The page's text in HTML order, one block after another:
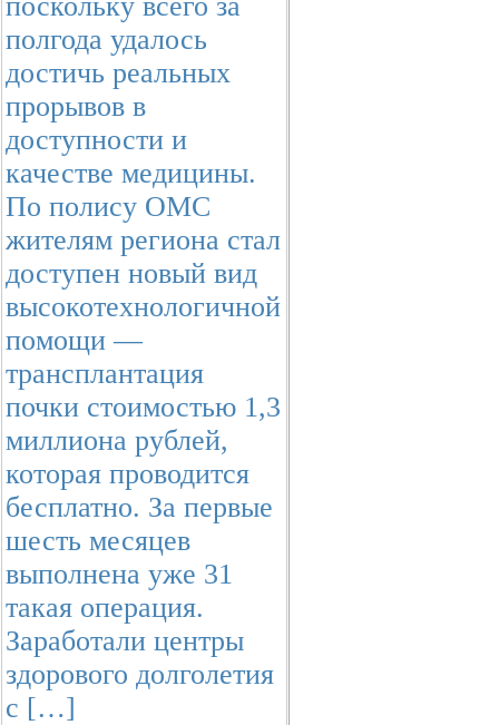
полгода удалось
достичь реальных
прорывов в
доступности и
качестве медицины.
По полису ОМС
жителям региона стал
доступен новый вид
высокотехнологичной
помощи —
трансплантация
почки стоимостью 1,3
миллиона рублей,
которая проводится
бесплатно. За первые
шесть месяцев
выполнена уже 31
такая операция.
Заработали центры
здорового долголетия
с […]